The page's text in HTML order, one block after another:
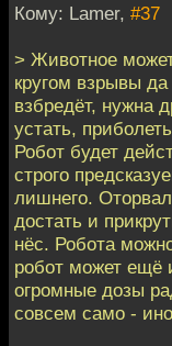
Кому: Lamer, #37
> Животное
кругом взрывы
взбредёт, нужна
устать,
Робот будет
строго
лишнего.
достать и
нёс. Робота
робот может ещё
огромные дозы
совсем само -